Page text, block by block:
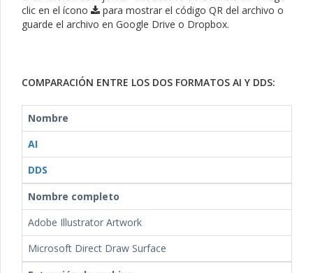
clic en el ícono
para mostrar el código QR del archivo o
guarde el archivo en Google Drive o Dropbox.
COMPARACIÓN ENTRE LOS DOS FORMATOS AI Y DDS:
Nombre
AI
DDS
Nombre completo
Adobe Illustrator Artwork
Microsoft Direct Draw Surface